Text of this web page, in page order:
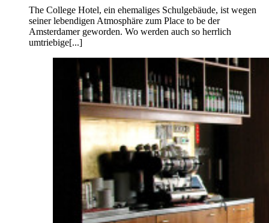
The College Hotel, ein ehemaliges Schulgebäude, ist wegen
seiner lebendigen Atmosphäre zum Place to be der
Amsterdamer geworden. Wo werden auch so herrlich
umtriebige[...]